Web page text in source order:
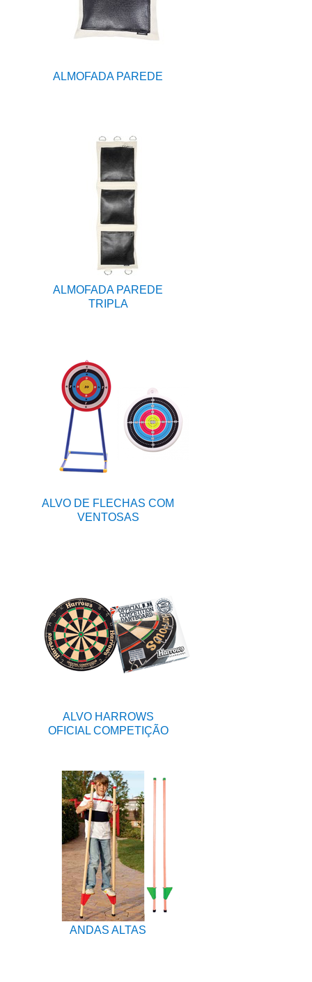
ALMOFADA PAREDE
ALMOFADA PAREDE
TRIPLA
ALVO DE FLECHAS COM
VENTOSAS
ALVO HARROWS
OFICIAL COMPETIÇÃO
ANDAS ALTAS